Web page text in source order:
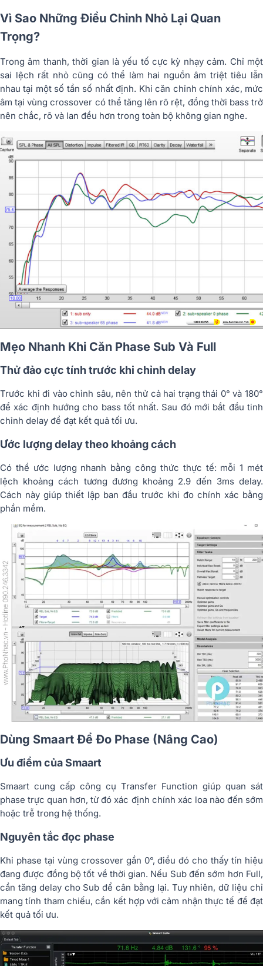
Vì Sao Những Điều Chỉnh Nhỏ Lại Quan
Trọng?
Trong âm thanh, thời gian là yếu tố cực kỳ nhạy cảm. Chỉ một
sai lệch rất nhỏ cũng có thể làm hai nguồn âm triệt tiêu lẫn
nhau tại một số tần số nhất định. Khi căn chỉnh chính xác, mức
âm tại vùng crossover có thể tăng lên rõ rệt, đồng thời bass trở
nên chắc, rõ và lan đều hơn trong toàn bộ không gian nghe.
Mẹo Nhanh Khi Căn Phase Sub Và Full
Thử đảo cực tính trước khi chỉnh delay
Trước khi đi vào chỉnh sâu, nên thử cả hai trạng thái 0° và 180°
để xác định hướng cho bass tốt nhất. Sau đó mới bắt đầu tinh
chỉnh delay để đạt kết quả tối ưu.
Ước lượng delay theo khoảng cách
Có thể ước lượng nhanh bằng công thức thực tế: mỗi 1 mét
lệch khoảng cách tương đương khoảng 2.9 đến 3ms delay.
Cách này giúp thiết lập ban đầu trước khi đo chính xác bằng
phần mềm.
Dùng Smaart Để Đo Phase (Nâng Cao)
Ưu điểm của Smaart
Smaart cung cấp công cụ Transfer Function giúp quan sát
phase trực quan hơn, từ đó xác định chính xác loa nào đến sớm
hoặc trễ trong hệ thống.
Nguyên tắc đọc phase
Khi phase tại vùng crossover gần 0°, điều đó cho thấy tín hiệu
đang được đồng bộ tốt về thời gian. Nếu Sub đến sớm hơn Full,
cần tăng delay cho Sub để cân bằng lại. Tuy nhiên, dữ liệu chỉ
mang tính tham chiếu, cần kết hợp với cảm nhận thực tế để đạt
kết quả tối ưu.